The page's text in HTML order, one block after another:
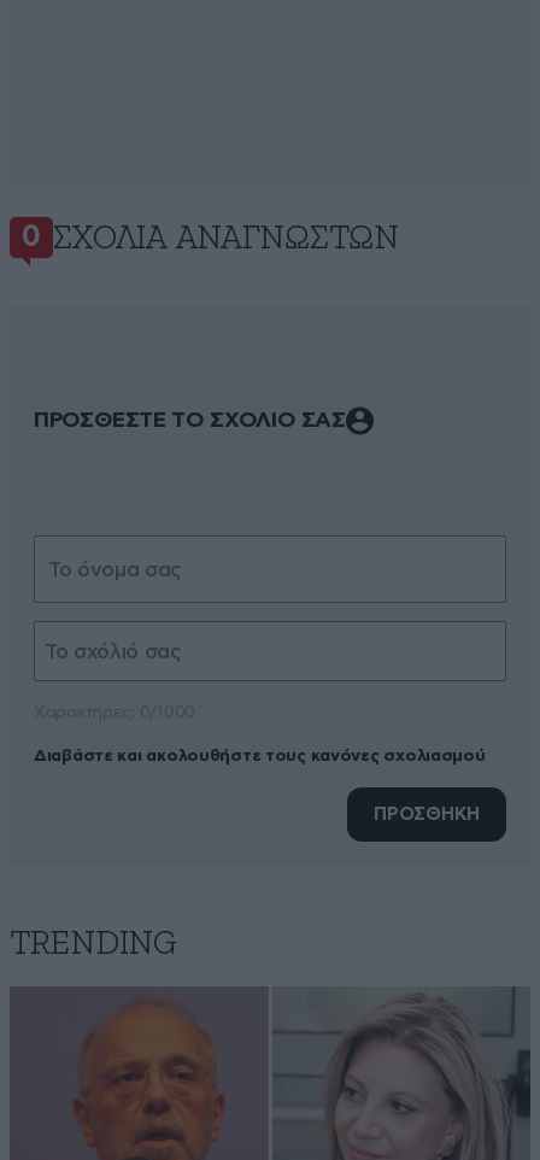
0 ΣΧΌΛΙΑ ΑΝΑΓΝΩΣΤΏΝ
ΠΡΟΣΘΕΣΤΕ ΤΟ ΣΧΟΛΙΟ ΣΑΣ
Διαβάστε και ακολουθήστε τους κανόνες σχολιασμού
ΠΡΟΣΘΗΚΗ
TRENDING